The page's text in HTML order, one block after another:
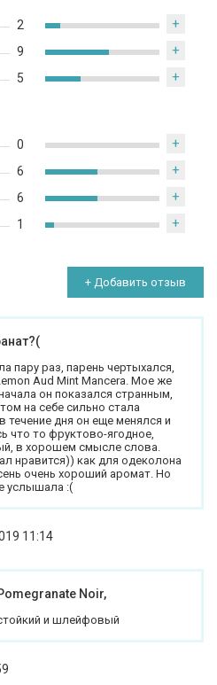
2 +
9 +
5 +
0 +
6 +
6 +
1 +
+ Добавить отзыв
пару раз, парень чертыхался,
Aud Mint Mancera. Мое же
он показался странным,
на себе сильно стала
дня он еще менялся и
что то фруктово-ягодное,
в хорошем смысле слова.
нравится)) как для одеколона
очень хороший аромат. Но
услышала :(
11:14
Noir,
и шлейфовый